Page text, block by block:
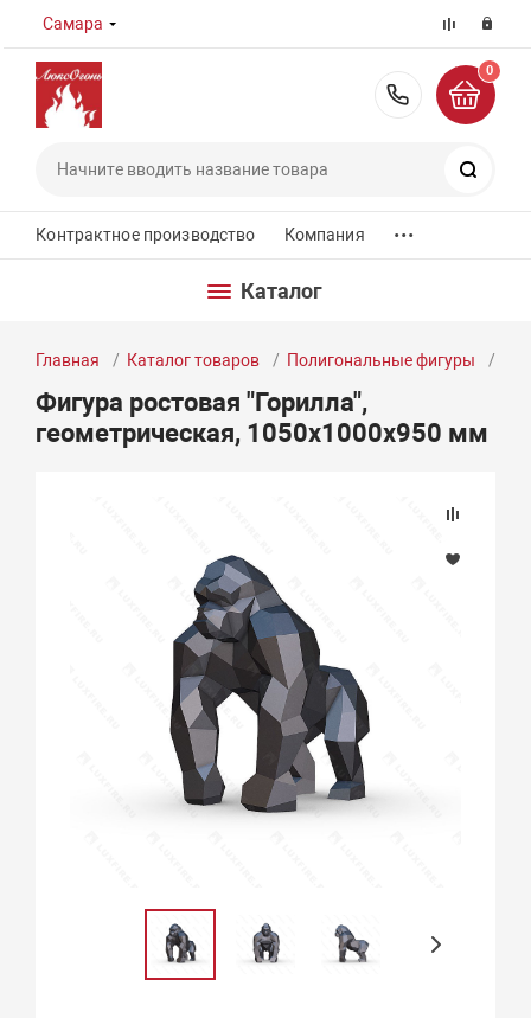
Самара
8 (800)
0
Контрактное производство Компания ...
Каталог
Главная Каталог товаров Полигональные фигуры
Фигура ростовая "Горилла",
геометрическая, 1050х1000х950 мм